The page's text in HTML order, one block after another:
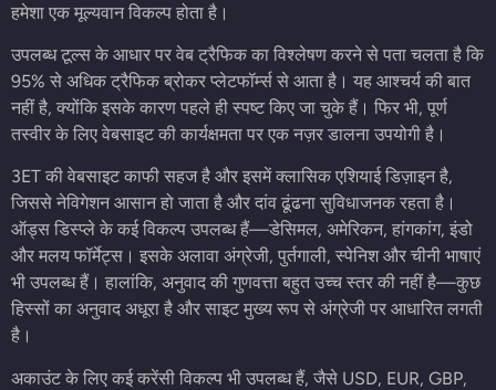
हमेशा एक मूल्यवान विकल्प होता है।
उपलब्ध टूल्स के आधार पर वेब ट्रैफिक का विश्लेषण करने से पता चलता है कि
95% से अधिक ट्रैफिक ब्रोकर प्लेटफॉर्म्स से आता है। यह आश्चर्य की बात
नहीं है, क्योंकि इसके कारण पहले ही स्पष्ट किए जा चुके हैं। फिर भी, पूर्ण
तस्वीर के लिए वेबसाइट की कार्यक्षमता पर एक नज़र डालना उपयोगी है।
3ET की वेबसाइट काफी सहज है और इसमें क्लासिक एशियाई डिज़ाइन है,
जिससे नेविगेशन आसान हो जाता है और दांव ढूंढना सुविधाजनक रहता है।
ऑड्स डिस्प्ले के कई विकल्प उपलब्ध हैं—डेसिमल, अमेरिकन, हांगकांग, इंडो
और मलय फॉर्मेट्स। इसके अलावा अंग्रेजी, पुर्तगाली, स्पेनिश और चीनी भाषाएं
भी उपलब्ध हैं। हालांकि, अनुवाद की गुणवत्ता बहुत उच्च स्तर की नहीं है—कुछ
हिस्सों का अनुवाद अधूरा है और साइट मुख्य रूप से अंग्रेजी पर आधारित लगती
है।
अकाउंट के लिए कई करेंसी विकल्प भी उपलब्ध हैं, जैसे USD, EUR, GBP,